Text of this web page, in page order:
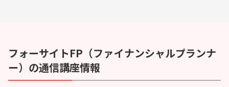
フォーサイトFP（ファイナンシャルプランナ
ー） の通信講座情報